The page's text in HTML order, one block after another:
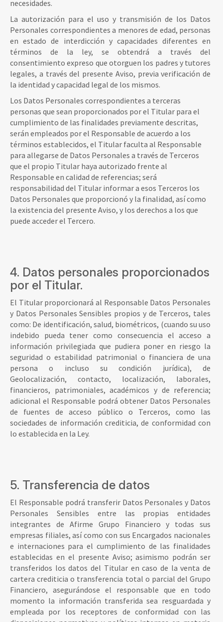
necesidades.
La autorización para el uso y transmisión de los Datos
Personales correspondientes a menores de edad, personas
en estado de interdicción y capacidades diferentes en
términos de la ley, se obtendrá a través del
consentimiento expreso que otorguen los padres y tutores
legales, a través del presente Aviso, previa verificación de
la identidad y capacidad legal de los mismos.
Los Datos Personales correspondientes a terceras
personas que sean proporcionados por el Titular para el
cumplimiento de las finalidades previamente descritas,
serán empleados por el Responsable de acuerdo a los
términos establecidos, el Titular faculta al Responsable
para allegarse de Datos Personales a través de Terceros
que el propio Titular haya autorizado frente al
Responsable en calidad de referencias; será
responsabilidad del Titular informar a esos Terceros los
Datos Personales que proporcionó y la finalidad, así como
la existencia del presente Aviso, y los derechos a los que
puede acceder el Tercero.
4. Datos personales proporcionados
por el Titular.
El Titular proporcionará al Responsable Datos Personales
y Datos Personales Sensibles propios y de Terceros, tales
como: De identificación, salud, biométricos, (cuando su uso
indebido pueda tener como consecuencia el acceso a
información privilegiada que pudiera poner en riesgo la
seguridad o estabilidad patrimonial o financiera de una
persona o incluso su condición jurídica), de
Geolocalización, contacto, localización, laborales,
financieros, patrimoniales, académicos y de referencia;
adicional el Responsable podrá obtener Datos Personales
de fuentes de acceso público o Terceros, como las
sociedades de información crediticia, de conformidad con
lo establecida en la Ley.
5. Transferencia de datos
El Responsable podrá transferir Datos Personales y Datos
Personales Sensibles entre las propias entidades
integrantes de Afirme Grupo Financiero y todas sus
empresas filiales, así como con sus Encargados nacionales
e internaciones para el cumplimiento de las finalidades
establecidas en el presente Aviso; asimismo podrán ser
transferidos los datos del Titular en caso de la venta de
cartera crediticia o transferencia total o parcial del Grupo
Financiero, asegurándose el responsable que en todo
momento la información transferida sea resguardada y
empleada por los receptores de conformidad con las